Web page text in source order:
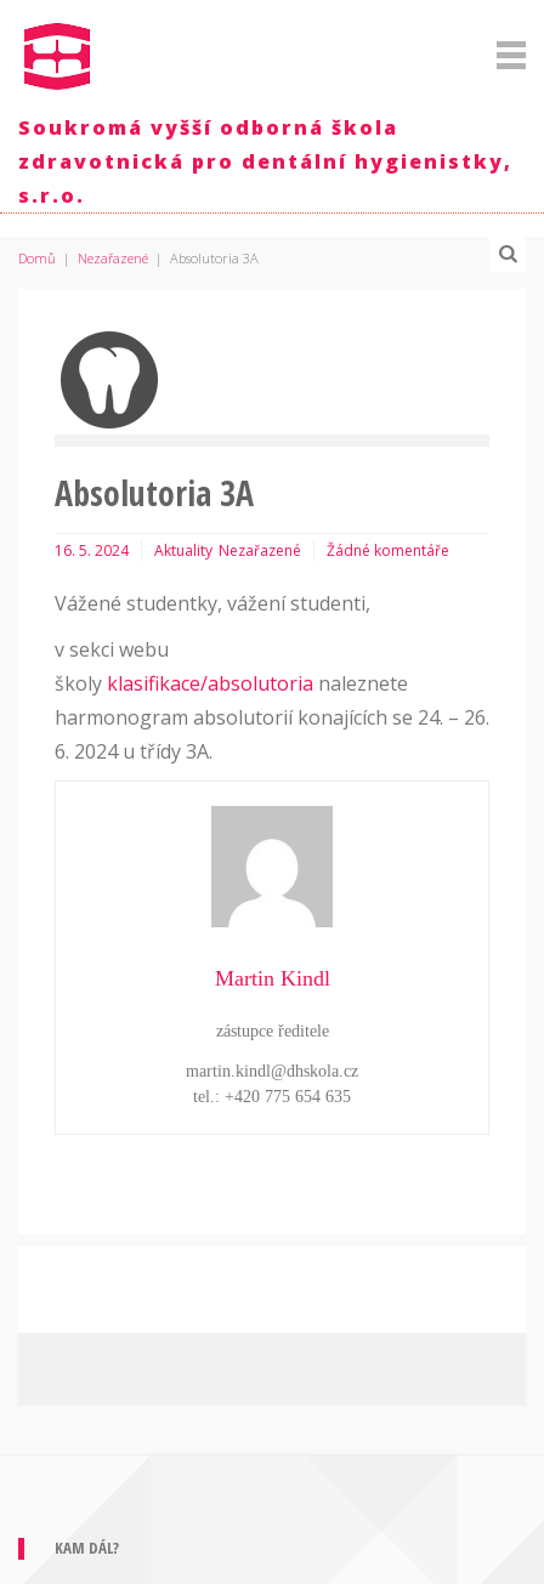
Soukromá vyšší odborná škola
zdravotnická pro dentální hygienistky,
s.r.o.
Domů | Nezařazené | Absolutoria 3A
Absolutoria 3A
16. 5. 2024 Aktuality Nezařazené Žádné komentáře
Vážené studentky, vážení studenti,
v sekci webu
školy klasifikace/absolutoria naleznete
harmonogram absolutorií konajících se 24. – 26.
6. 2024 u třídy 3A.
Martin Kindl
zástupce ředitele
martin.kindl@dhskola.cz
tel.: +420 775 654 635
KAM DÁL?